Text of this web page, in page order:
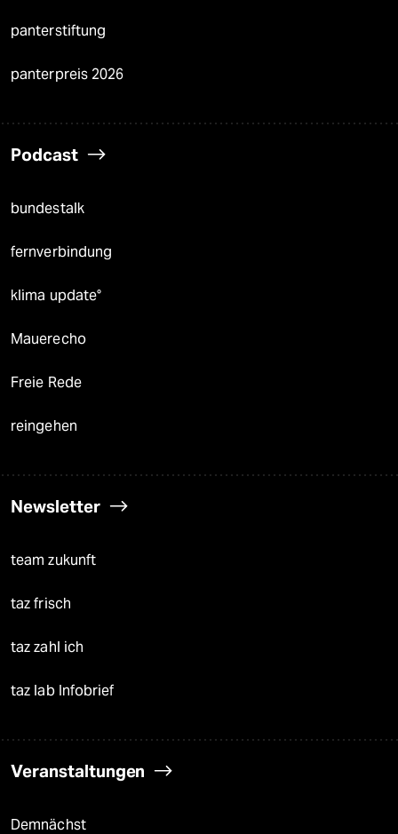
panterstiftung
panterpreis 2026
Podcast
bundestalk
fernverbindung
klima update°
Mauerecho
Freie Rede
reingehen
Newsletter
team zukunft
taz frisch
taz zahl ich
taz lab Infobrief
Veranstaltungen
Demnächst